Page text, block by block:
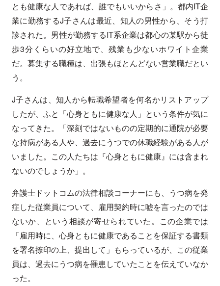
とも健康な人であれば、誰でもいいからさ」。都内IT企
業に勤務するJ子さんは最近、知人の男性から、そう打
診された。男性が勤務するIT系企業は都心の某駅から徒
歩3分くらいの好立地で、残業も少ないホワイト企業
だ。募集する職種は、出張もほとんどない営業職だとい
う。
J子さんは、知人から転職希望者を何名かリストアップ
したが、ふと「心身ともに健康な人」という条件が気に
なってきた。「深刻ではないものの定期的に通院が必要
な持病がある人や、過去にうつでの休職経験がある人が
いました。この人たちは『心身ともに健康』には含まれ
ないのでしょうか」。
弁護士ドットコムの法律相談コーナーにも、うつ病を発
症した従業員について、雇用契約時に嘘を言ったのでは
ないか、という相談が寄せられていた。この企業では
「雇用時に、心身ともに健康であることを保証する書類
を署名捺印の上、提出して」もらっているが、この従業
員は、過去にうつ病を罹患していたことを伝えていなか
った。